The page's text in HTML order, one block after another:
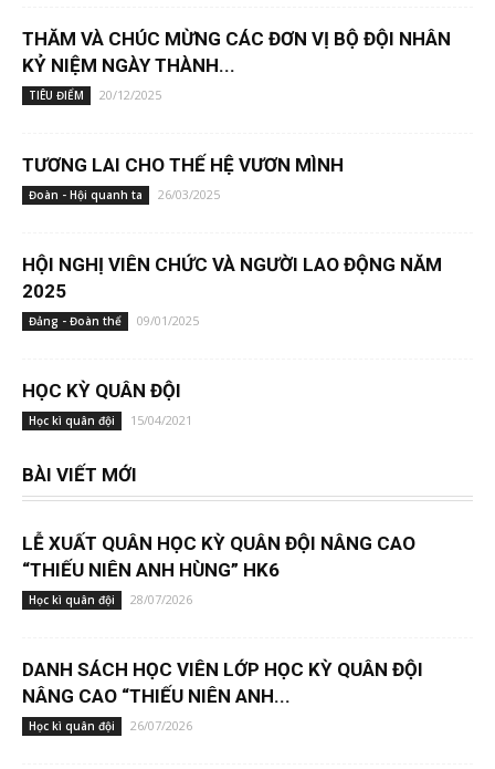
THĂM VÀ CHÚC MỪNG CÁC ĐƠN VỊ BỘ ĐỘI NHÂN
KỶ NIỆM NGÀY THÀNH...
TIÊU ĐIỂM 20/12/2025
TƯƠNG LAI CHO THẾ HỆ VƯƠN MÌNH
Đoàn - Hội quanh ta 26/03/2025
HỘI NGHỊ VIÊN CHỨC VÀ NGƯỜI LAO ĐỘNG NĂM
2025
Đảng - Đoàn thể 09/01/2025
HỌC KỲ QUÂN ĐỘI
Học kì quân đội 15/04/2021
BÀI VIẾT MỚI
LỄ XUẤT QUÂN HỌC KỲ QUÂN ĐỘI NÂNG CAO
“THIẾU NIÊN ANH HÙNG” HK6
Học kì quân đội 28/07/2026
DANH SÁCH HỌC VIÊN LỚP HỌC KỲ QUÂN ĐỘI
NÂNG CAO “THIẾU NIÊN ANH...
Học kì quân đội 26/07/2026